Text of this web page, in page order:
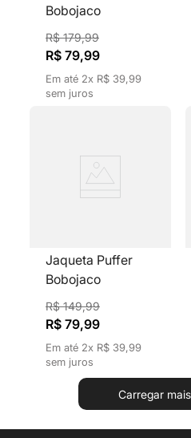
Bobojaco
Feminina Gola Alta
Preto Com Capuz
Removível
R$ 179,99
R$ 79,99
Em até 2x R$ 39,99
sem juros
Jaqueta Puffer
Bobojaco
Feminina Gola Alta
Off White Com
Capuz Removível
R$ 149,99
R$ 79,99
Em até 2x R$ 39,99
sem juros